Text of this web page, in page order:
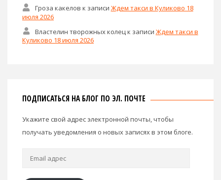
Гроза какелов к записи Ждем такси в Куликово 18
июля 2026
Властелин творожных колец к записи Ждем такси в
Куликово 18 июля 2026
ПОДПИСАТЬСЯ НА БЛОГ ПО ЭЛ. ПОЧТЕ
Укажите свой адрес электронной почты, чтобы
получать уведомления о новых записях в этом блоге.
Email